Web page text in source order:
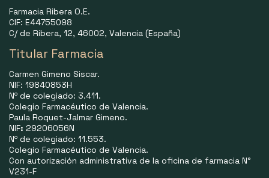
Farmacia Ribera O.E.
CIF: E44755098
C/ de Ribera, 12, 46002, Valencia (España)
Titular Farmacia
Carmen Gimeno Siscar.
NIF: 19840853H
Nº de colegiado: 3.411.
Colegio Farmacéutico de Valencia.
Paula Roquet-Jalmar Gimeno.
NIF: 29206056N
Nº de colegiado: 11.553.
Colegio Farmacéutico de Valencia.
Con autorización administrativa de la oficina de farmacia N°
V231-F